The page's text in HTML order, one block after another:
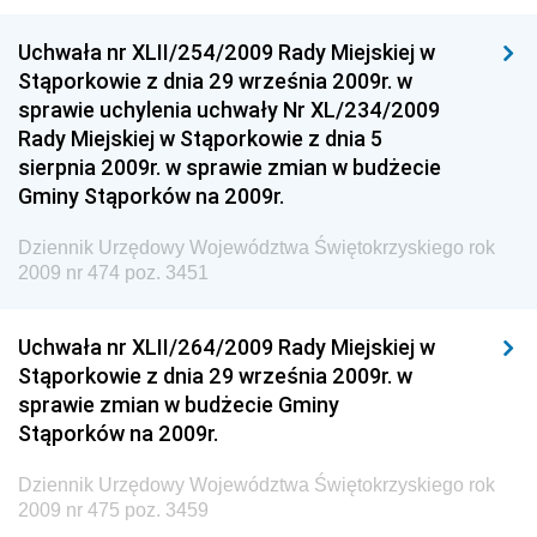
Dziennik Urzędowy Ministerstwa Przemysłu
Chemicznego i Lekkiego
Dziennik Urzędowy Ministerstwa Rolnictwa i
Gospodarki Żywnościowej
Społecznej
Dziennik Urzędowy Ministra Cyfryzacji
Dziennik Urzędowy Ministra Infrastruktury i
Budownictwa
Dziennik Urzędowy Ministra Gospodarki Morskiej i
Dziennik Urzędowy Ministra Energii
Uchwała nr XLII/254/2009 Rady Miejskiej w
Stąporkowie z dnia 29 września 2009r. w
sprawie uchylenia uchwały Nr XL/234/2009
Rady Miejskiej w Stąporkowie z dnia 5
sierpnia 2009r. w sprawie zmian w budżecie
Gminy Stąporków na 2009r.
Dziennik Urzędowy Województwa Świętokrzyskiego rok
2009 nr 474 poz. 3451
Uchwała nr XLII/264/2009 Rady Miejskiej w
Stąporkowie z dnia 29 września 2009r. w
sprawie zmian w budżecie Gminy
Stąporków na 2009r.
Dziennik Urzędowy Województwa Świętokrzyskiego rok
2009 nr 475 poz. 3459